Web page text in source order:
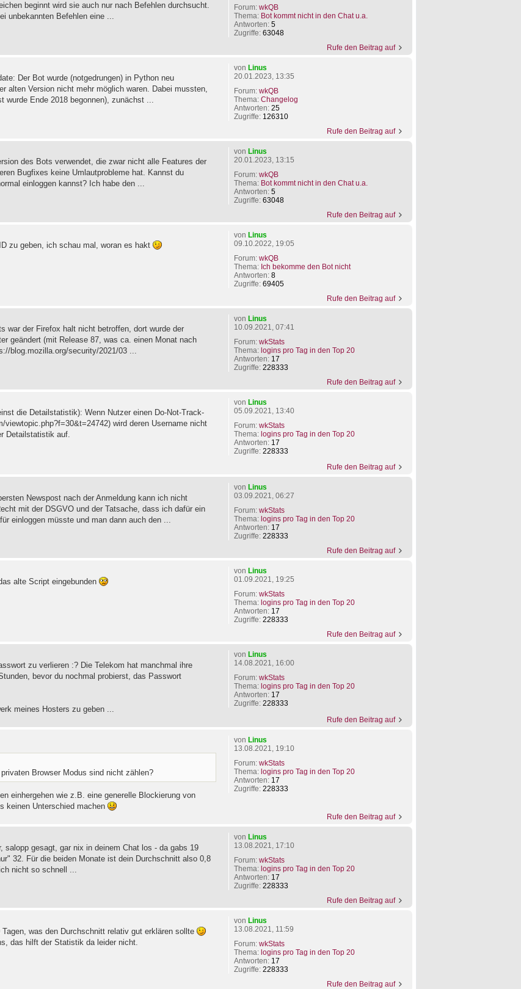
Forum: wkQB
Thema: Bot kommt nicht in den Chat u.a.
Antworten: 5
Zugriffe: 63048
beginnt wird sie auch nur nach Befehlen durchsucht.
unbekannten Befehlen eine ...
Rufe den Beitrag auf
von Linus
20.01.2023, 13:35
Forum: wkQB
Thema: Changelog
Antworten: 25
Zugriffe: 126310
Der Bot wurde (notgedrungen) in Python neu
alten Version nicht mehr möglich waren. Dabei mussten,
wurde Ende 2018 begonnen), zunächst ...
Rufe den Beitrag auf
von Linus
20.01.2023, 13:15
Forum: wkQB
Thema: Bot kommt nicht in den Chat u.a.
Antworten: 5
Zugriffe: 63048
des Bots verwendet, die zwar nicht alle Features der
Bugfixes keine Umlautprobleme hat. Kannst du
einloggen kannst? Ich habe den ...
Rufe den Beitrag auf
von Linus
09.10.2022, 19:05
Forum: wkQB
Thema: Ich bekomme den Bot nicht
Antworten: 8
Zugriffe: 69405
zu geben, ich schau mal, woran es hakt
Rufe den Beitrag auf
von Linus
10.09.2021, 07:41
Forum: wkStats
Thema: logins pro Tag in den Top 20
Antworten: 17
Zugriffe: 228333
war der Firefox halt nicht betroffen, dort wurde der
geändert (mit Release 87, was ca. einen Monat nach
blog.mozilla.org/security/2021/03 ...
Rufe den Beitrag auf
von Linus
05.09.2021, 13:40
Forum: wkStats
Thema: logins pro Tag in den Top 20
Antworten: 17
Zugriffe: 228333
die Detailstatistik): Wenn Nutzer einen Do-Not-Track-
wird deren Username nicht
Detailstatistik auf.
Rufe den Beitrag auf
von Linus
03.09.2021, 06:27
Forum: wkStats
Thema: logins pro Tag in den Top 20
Antworten: 17
Zugriffe: 228333
Newspost nach der Anmeldung kann ich nicht
mit der DSGVO und der Tatsache, dass ich dafür ein
einloggen müsste und man dann auch den ...
Rufe den Beitrag auf
von Linus
01.09.2021, 19:25
Forum: wkStats
Thema: logins pro Tag in den Top 20
Antworten: 17
Zugriffe: 228333
alte Script eingebunden
Rufe den Beitrag auf
von Linus
14.08.2021, 16:00
Forum: wkStats
Thema: logins pro Tag in den Top 20
Antworten: 17
Zugriffe: 228333
zu verlieren :? Die Telekom hat manchmal ihre
bevor du nochmal probierst, das Passwort
meines Hosters zu geben ...
Rufe den Beitrag auf
von Linus
13.08.2021, 19:10
Forum: wkStats
Thema: logins pro Tag in den Top 20
Antworten: 17
Zugriffe: 228333
Browser Modus sind nicht zählen?
einhergehen wie z.B. eine generelle Blockierung von
keinen Unterschied machen
Rufe den Beitrag auf
von Linus
13.08.2021, 17:10
Forum: wkStats
Thema: logins pro Tag in den Top 20
Antworten: 17
Zugriffe: 228333
gesagt, gar nix in deinem Chat los - da gabs 19
32. Für die beiden Monate ist dein Durchschnitt also 0,8
nicht so schnell ...
Rufe den Beitrag auf
von Linus
13.08.2021, 11:59
Forum: wkStats
Thema: logins pro Tag in den Top 20
Antworten: 17
Zugriffe: 228333
was den Durchschnitt relativ gut erklären sollte
das hilft der Statistik da leider nicht.
Rufe den Beitrag auf